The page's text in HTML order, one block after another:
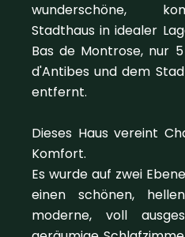
wunderschöne,
Stadthaus in idealer
Bas de Montrose, nur
d'Antibes und dem
entfernt.
Dieses Haus vereint
Komfort.
Es wurde auf zwei
einen schönen,
moderne, voll